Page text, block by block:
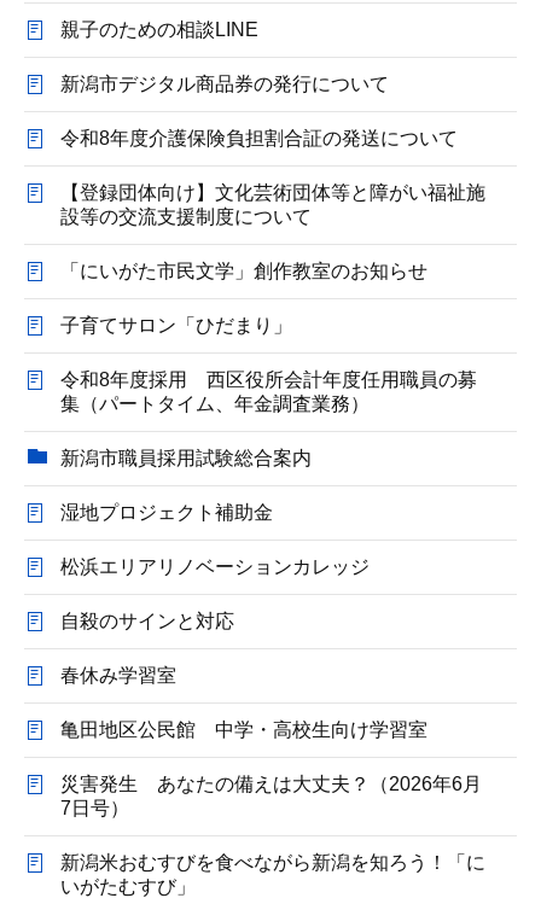
親子のための相談LINE
新潟市デジタル商品券の発行について
令和8年度介護保険負担割合証の発送について
【登録団体向け】文化芸術団体等と障がい福祉施
設等の交流支援制度について
「にいがた市民文学」創作教室のお知らせ
子育てサロン「ひだまり」
令和8年度採用 西区役所会計年度任用職員の募
集（パートタイム、年金調査業務）
新潟市職員採用試験総合案内
湿地プロジェクト補助金
松浜エリアリノベーションカレッジ
自殺のサインと対応
春休み学習室
亀田地区公民館 中学・高校生向け学習室
災害発生 あなたの備えは大丈夫？（2026年6月
7日号）
新潟米おむすびを食べながら新潟を知ろう！「に
いがたむすび」